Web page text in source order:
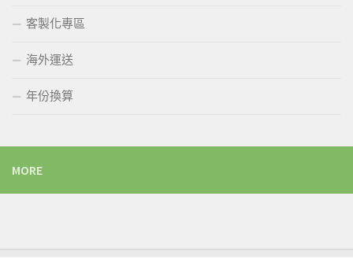
客製化專區
海外運送
年份換算
MORE